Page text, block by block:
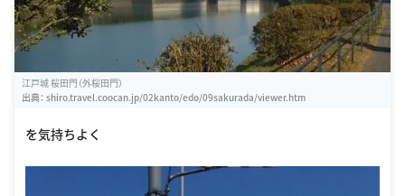
江戸城 桜田門（外桜田門）
出典： shiro.travel.coocan.jp/02kanto/edo/09sakurada/viewer.htm
を気持ちよく